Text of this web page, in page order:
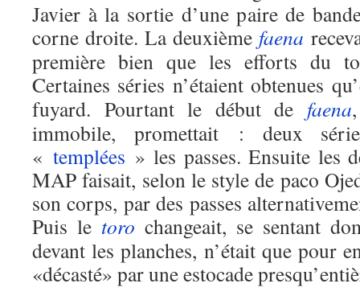
Javier à la sortie d’une paire de
corne droite. La deuxième faena
première bien que les efforts du
Certaines séries n’étaient obtenues
fuyard. Pourtant le début de faena
immobile, promettait : deux
« templées » les passes. Ensuite les
MAP faisait, selon le style de paco
son corps, par des passes
Puis le toro changeait, se sentant
devant les planches, n’était que pour
«décasté» par une estocade